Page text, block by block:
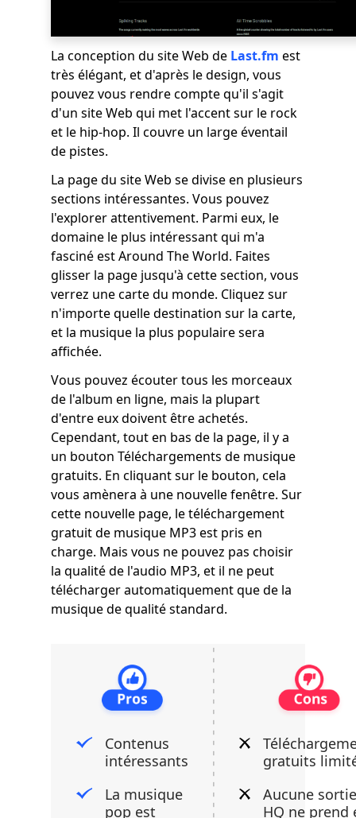
La conception du site Web de Last.fm est
très élégant, et d'après le design, vous
pouvez vous rendre compte qu'il s'agit
d'un site Web qui met l'accent sur le rock
et le hip-hop. Il couvre un large éventail
de pistes.
La page du site Web se divise en plusieurs
sections intéressantes. Vous pouvez
l'explorer attentivement. Parmi eux, le
domaine le plus intéressant qui m'a
fasciné est Around The World. Faites
glisser la page jusqu'à cette section, vous
verrez une carte du monde. Cliquez sur
n'importe quelle destination sur la carte,
et la musique la plus populaire sera
affichée.
Vous pouvez écouter tous les morceaux
de l'album en ligne, mais la plupart
d'entre eux doivent être achetés.
Cependant, tout en bas de la page, il y a
un bouton Téléchargements de musique
gratuits. En cliquant sur le bouton, cela
vous amènera à une nouvelle fenêtre. Sur
cette nouvelle page, le téléchargement
gratuit de musique MP3 est pris en
charge. Mais vous ne pouvez pas choisir
la qualité de l'audio MP3, et il ne peut
télécharger automatiquement que de la
musique de qualité standard.
Contenus
intéressants
La musique
pop est
gratuits
Aucune sortie
HQ ne prend